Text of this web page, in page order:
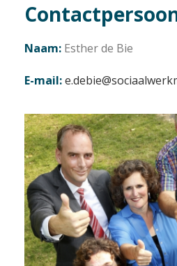
Naam: Esther de Bie
E-mail: